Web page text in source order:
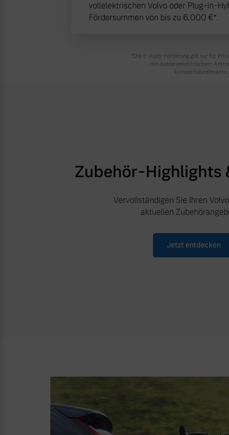
vollelektrischen Volvo oder Plug-in-
Fördersummen von bis zu 6.000 €⁠*.
*Die E‑Auto-Förderung gilt nur für
rein batterieelektrischem
klimaschutzrelevante
Zubehör-Highlights
Vervollständigen Sie Ihren
aktuellen
Jetzt entdecken